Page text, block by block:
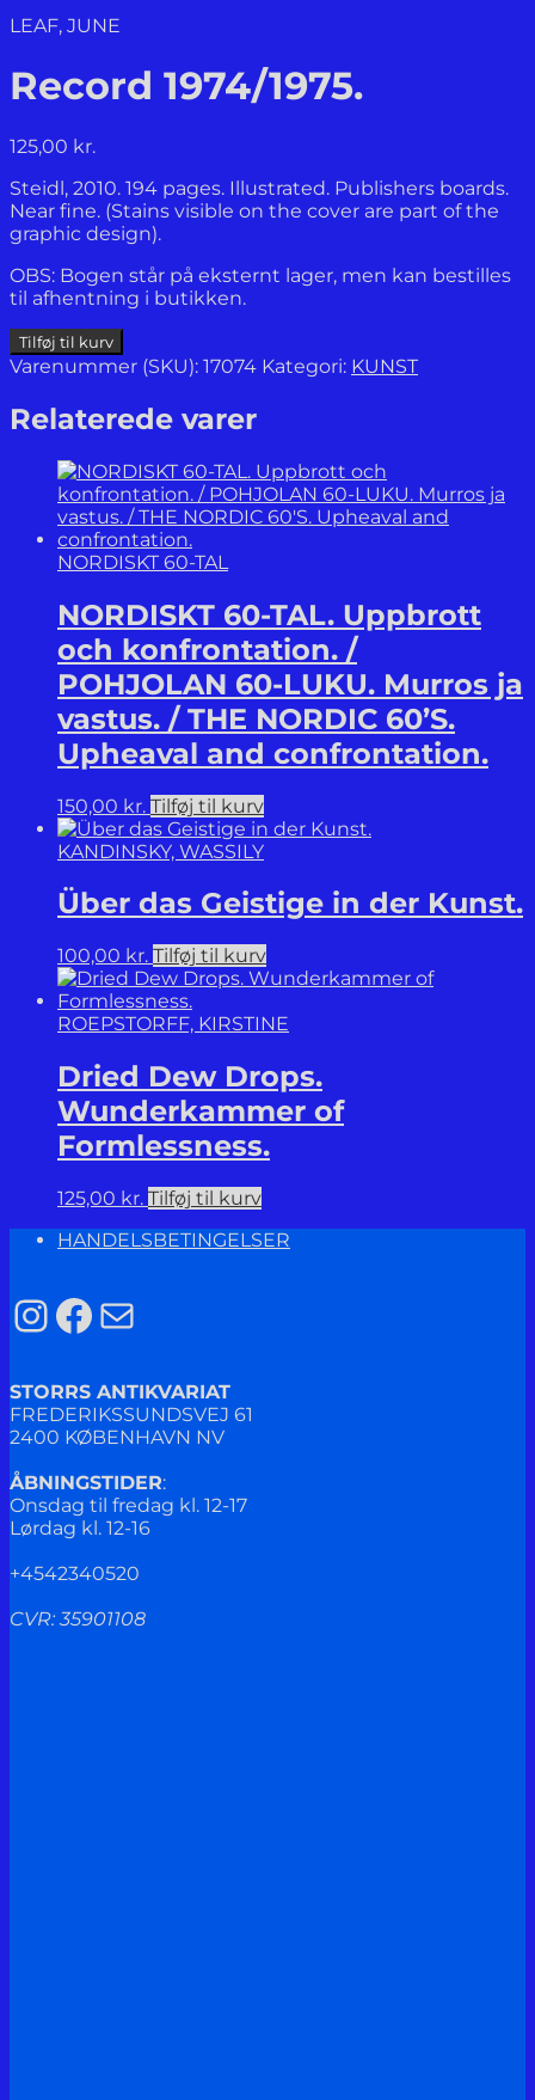
LEAF, JUNE
Record 1974/1975.
125,00 kr.
Steidl, 2010. 194 pages. Illustrated. Publishers boards.
Near fine. (Stains visible on the cover are part of the
graphic design).
OBS: Bogen står på eksternt lager, men kan bestilles
til afhentning i butikken.
Record
1974/1975.
Tilføj til kurv
Varenummer (SKU): 17074 Kategori: KUNST
Relaterede varer
NORDISKT 60-TAL
NORDISKT 60-TAL. Uppbrott
och konfrontation. /
POHJOLAN 60-LUKU. Murros ja
vastus. / THE NORDIC 60’S.
Upheaval and confrontation.
150,00 kr. Tilføj til kurv
KANDINSKY, WASSILY
Über das Geistige in der Kunst.
100,00 kr. Tilføj til kurv
ROEPSTORFF, KIRSTINE
Dried Dew Drops.
Wunderkammer of
Formlessness.
125,00 kr. Tilføj til kurv
HANDELSBETINGELSER
Instagram
Facebook
Mail
STORRS ANTIKVARIAT
FREDERIKSSUNDSVEJ 61
2400 KØBENHAVN NV
ÅBNINGSTIDER:
Onsdag til fredag kl. 12-17
Lørdag kl. 12-16
+4542340520
CVR: 35901108